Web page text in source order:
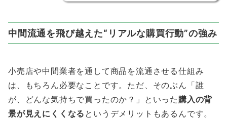
中間流通を飛び越えた“リアルな購買行動”の強み
小売店や中間業者を通して商品を流通させる仕組み
は、もちろん必要なことです。ただ、そのぶん「誰
が、どんな気持ちで買ったのか？」といった 購入の背
景が見えにくくなる というデメリットもあるんです。